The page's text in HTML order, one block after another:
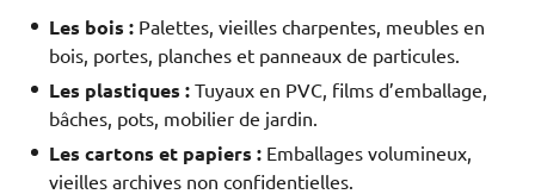
Les bois : Palettes, vieilles charpentes, meubles en
bois, portes, planches et panneaux de particules.
Les plastiques : Tuyaux en PVC, films d’emballage,
bâches, pots, mobilier de jardin.
Les cartons et papiers : Emballages volumineux,
vieilles archives non confidentielles.